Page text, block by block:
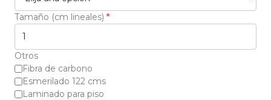
Tamaño (cm lineales) *
Otros
Fibra de carbono
Esmerilado 122 cms
Laminado para piso